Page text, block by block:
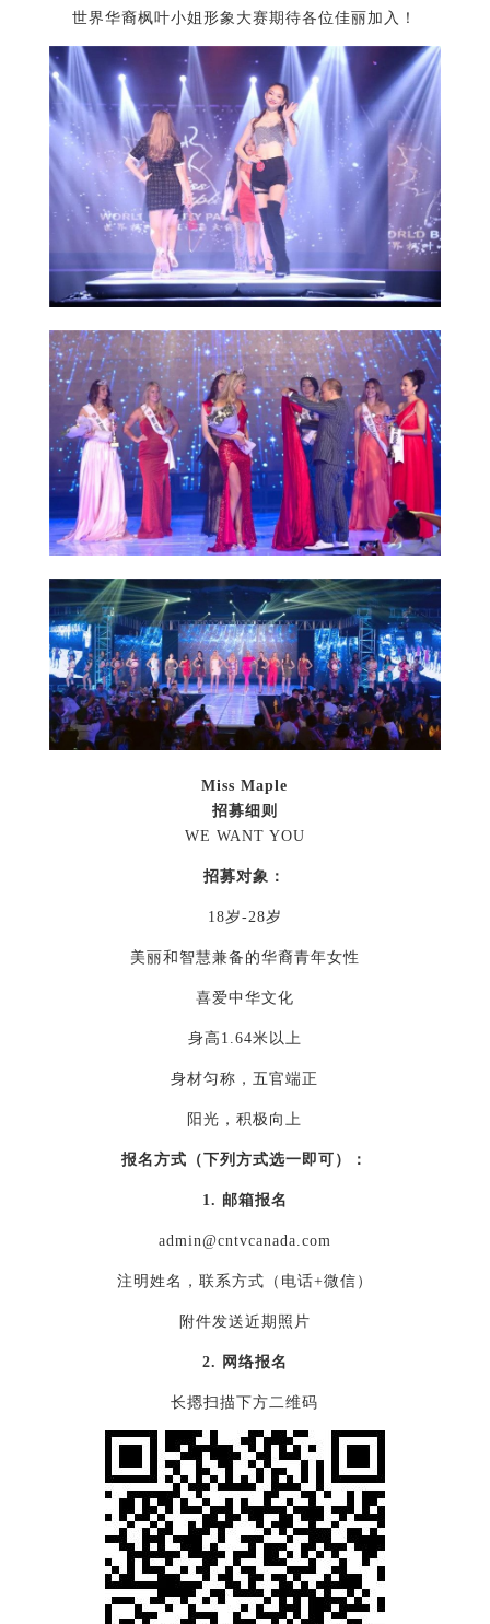
世界华裔枫叶小姐形象大赛期待各位佳丽加入！
Miss Maple
招募细则
WE WANT YOU
招募对象：
18岁-28岁
美丽和智慧兼备的华裔青年女性
喜爱中华文化
身高1.64米以上
身材匀称，五官端正
阳光，积极向上
报名方式（下列方式选一即可）：
1. 邮箱报名
admin@cntvcanada.com
注明姓名，联系方式（电话+微信）
附件发送近期照片
2. 网络报名
长摁扫描下方二维码